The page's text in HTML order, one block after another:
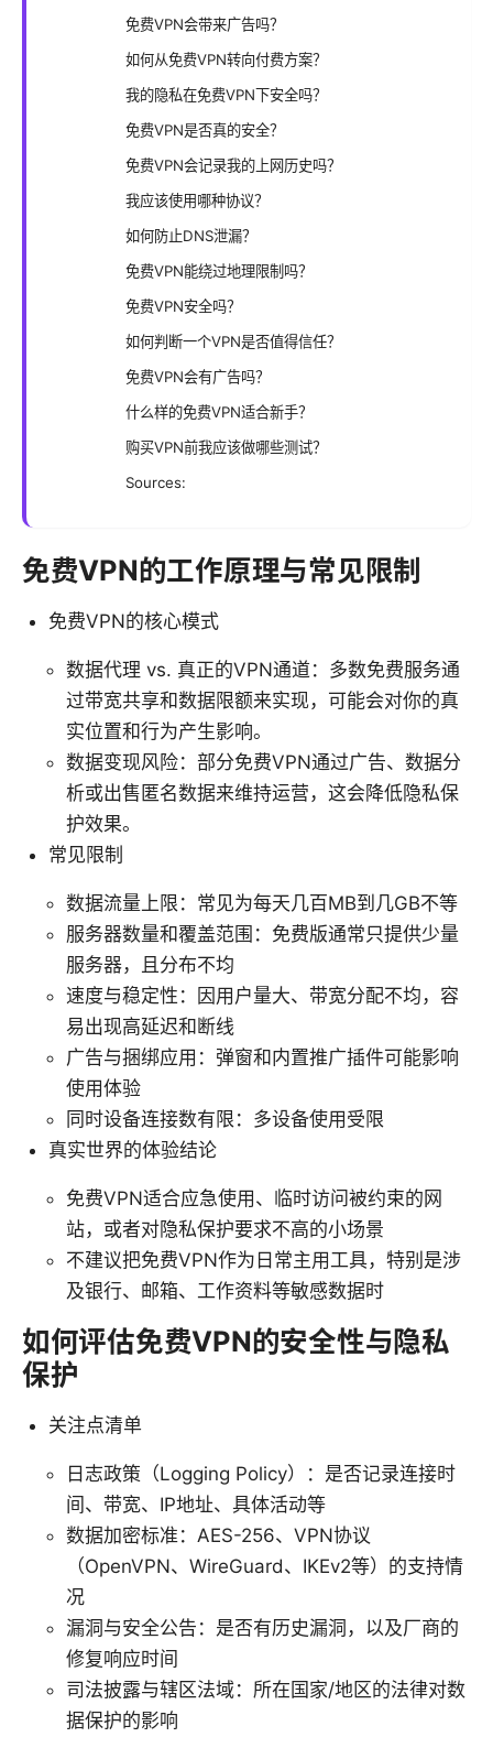
免费VPN会带来广告吗？
如何从免费VPN转向付费方案？
我的隐私在免费VPN下安全吗？
免费VPN是否真的安全？
免费VPN会记录我的上网历史吗？
我应该使用哪种协议？
如何防止DNS泄漏？
免费VPN能绕过地理限制吗？
免费VPN安全吗？
如何判断一个VPN是否值得信任？
免费VPN会有广告吗？
什么样的免费VPN适合新手？
购买VPN前我应该做哪些测试？
Sources:
免费VPN的工作原理与常见限制
免费VPN的核心模式
数据代理 vs. 真正的VPN通道：多数免费服务通
过带宽共享和数据限额来实现，可能会对你的真
实位置和行为产生影响。
数据变现风险：部分免费VPN通过广告、数据分
析或出售匿名数据来维持运营，这会降低隐私保
护效果。
常见限制
数据流量上限：常见为每天几百MB到几GB不等
服务器数量和覆盖范围：免费版通常只提供少量
服务器，且分布不均
速度与稳定性：因用户量大、带宽分配不均，容
易出现高延迟和断线
广告与捆绑应用：弹窗和内置推广插件可能影响
使用体验
同时设备连接数有限：多设备使用受限
真实世界的体验结论
免费VPN适合应急使用、临时访问被约束的网
站，或者对隐私保护要求不高的小场景
不建议把免费VPN作为日常主用工具，特别是涉
及银行、邮箱、工作资料等敏感数据时
如何评估免费VPN的安全性与隐私
保护
关注点清单
日志政策（Logging Policy）：是否记录连接时
间、带宽、IP地址、具体活动等
数据加密标准：AES-256、VPN协议
（OpenVPN、WireGuard、IKEv2等）的支持情
况
漏洞与安全公告：是否有历史漏洞，以及厂商的
修复响应时间
司法披露与辖区法域：所在国家/地区的法律对数
据保护的影响